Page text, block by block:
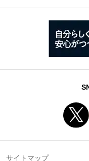
サイトマップ